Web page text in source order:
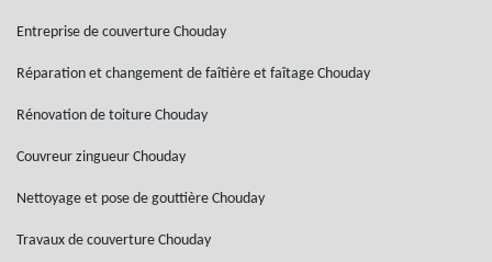
Entreprise de couverture Chouday
Réparation et changement de faîtière et faîtage Chouday
Rénovation de toiture Chouday
Couvreur zingueur Chouday
Nettoyage et pose de gouttière Chouday
Travaux de couverture Chouday